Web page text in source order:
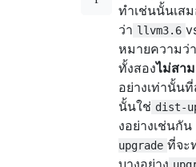
ทำเช่นนั้นเส
ว่า llvm3.6
หมายความว่
ทั้งสองไม่สา
อย่างเท่านั้น
นั้นใช่ dist-
งอย่างเช่นกั
upgrade ที่จะ
บางอย่าง